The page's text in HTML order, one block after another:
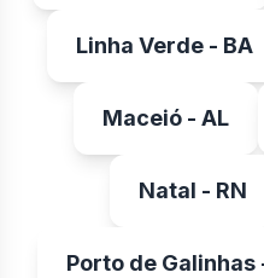
Linha Verde - BA
Maceió - AL
Natal - RN
Porto de Galinhas